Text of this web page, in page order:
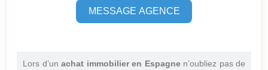
MESSAGE AGENCE
Lors d’un achat immobilier en Espagnen’oubliez pas de